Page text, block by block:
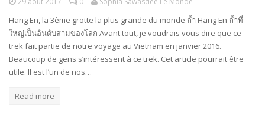
Hang En, la 3ème grotte la plus grande du monde ถ้ำ Hang En ถ้ำที่
ใหญ่เป็นอันดับสามของโลก Avant tout, je voudrais vous dire que ce
trek fait partie de notre voyage au Vietnam en janvier 2016.
Beaucoup de gens s’intéressent à ce trek. Cet article pourrait être
utile. Il est l’un de nos…
Read more